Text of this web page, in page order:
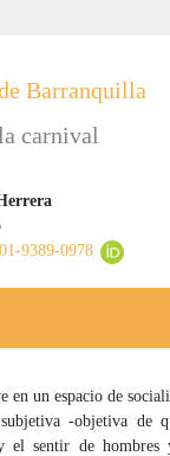
Barranquilla
carnival
del artículo
9389-0978
en un espacio de
-objetiva de
el sentir de hombres